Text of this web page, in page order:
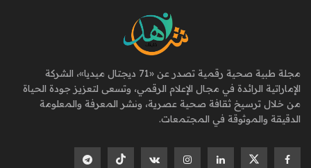
مجلة طبية صحية رقمية تصدر عن «71 ديجتال ميديا»، الشركة
الإماراتية الرائدة في مجال الإعلام الرقمي، وتسعى لتعزيز جودة الحياة
من خلال ترسيخ ثقافة صحية عصرية، ونشر المعرفة والمعلومة
الدقيقة والموثوقة في المجتمعات.